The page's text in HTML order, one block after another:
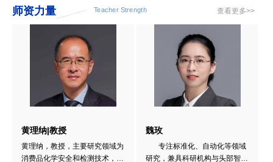
师资力量 Teacher Strength 查看更多>>
黄理纳|教授
黄理纳，教授，主要研究领域为
消费品化学安全和检测技术，玩
魏玫
专注标准化、自动化等领域
研究，兼具科研机构与头部智能